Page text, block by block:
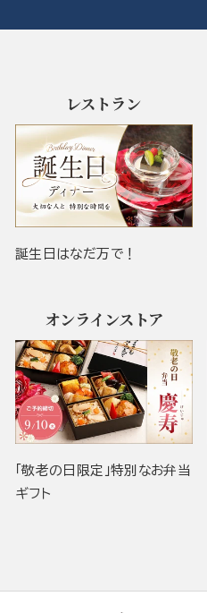
レストラン
誕生日はなだ万で！
オンラインストア
「敬老の日限定」特別なお弁当
ギフト